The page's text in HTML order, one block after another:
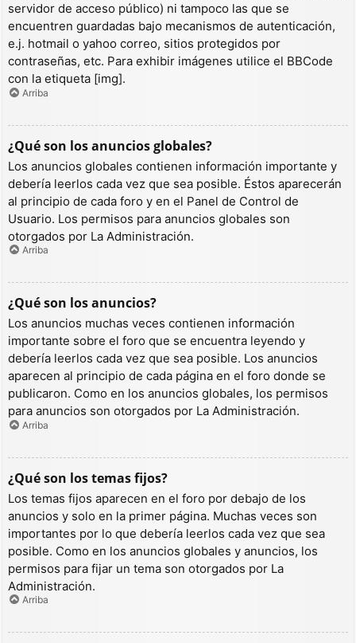
servidor de acceso público) ni tampoco las que se
encuentren guardadas bajo mecanismos de autenticación,
e.j. hotmail o yahoo correo, sitios protegidos por
contraseñas, etc. Para exhibir imágenes utilice el BBCode
con la etiqueta [img].
Arriba
¿Qué son los anuncios globales?
Los anuncios globales contienen información importante y
debería leerlos cada vez que sea posible. Éstos aparecerán
al principio de cada foro y en el Panel de Control de
Usuario. Los permisos para anuncios globales son
otorgados por La Administración.
Arriba
¿Qué son los anuncios?
Los anuncios muchas veces contienen información
importante sobre el foro que se encuentra leyendo y
debería leerlos cada vez que sea posible. Los anuncios
aparecen al principio de cada página en el foro donde se
publicaron. Como en los anuncios globales, los permisos
para anuncios son otorgados por La Administración.
Arriba
¿Qué son los temas fijos?
Los temas fijos aparecen en el foro por debajo de los
anuncios y solo en la primer página. Muchas veces son
importantes por lo que debería leerlos cada vez que sea
posible. Como en los anuncios globales y anuncios, los
permisos para fijar un tema son otorgados por La
Administración.
Arriba